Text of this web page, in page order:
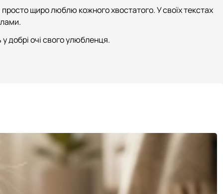
щиро люблю кожного хвостатого. У своїх текстах
добрі очі свого улюбленця.